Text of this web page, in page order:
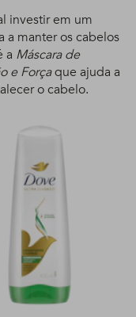
investir em um
a manter os cabelos
a Máscara de
e Forçaque ajuda a
o cabelo.